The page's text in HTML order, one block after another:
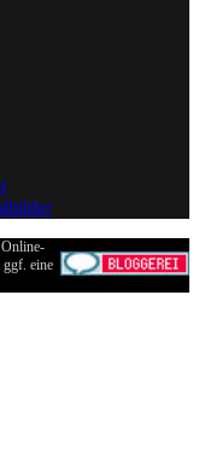
ggf. eine